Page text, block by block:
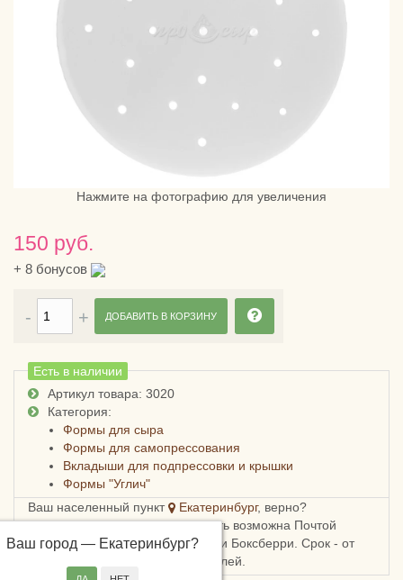
Нажмите на фотографию для увеличения
150 руб.
+ 8 бонусов
Есть в наличии
Артикул товара: 3020
Категория:
Формы для сыра
Формы для самопрессования
Вкладыши для подпрессовки и крышки
Формы "Углич"
Ваш населенный пункт
Екатеринбург, верно?
Ваш город — Екатеринбург?
Доставка в Свердловскую область возможна Почтой
России, СДЭКом, Пятерочкой или Боксберри. Срок - от
5ти дней, стоимость - от 209 рублей.
ДОБАВИТЬ В КОРЗИНУ